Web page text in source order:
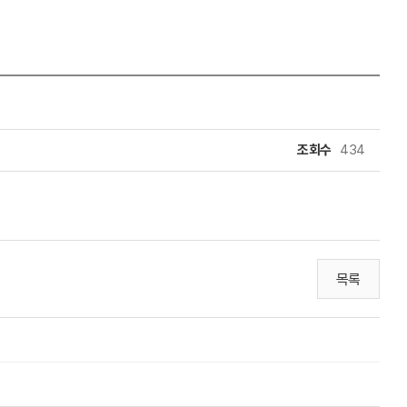
조회수 434
목록